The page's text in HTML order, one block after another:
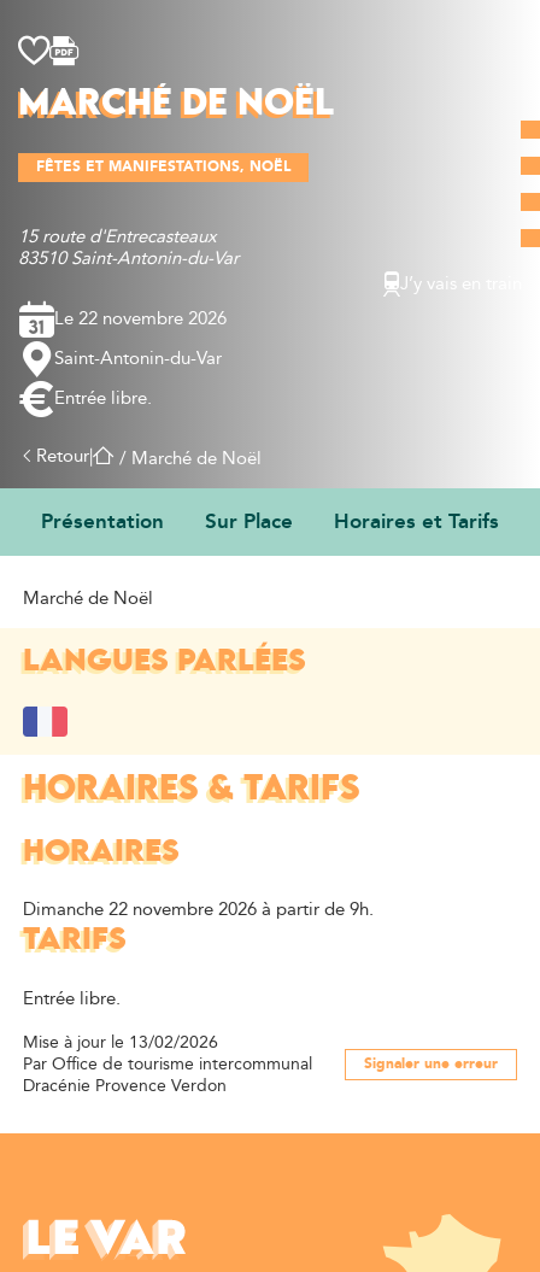
Découvrir
Que faire
Bien manger
Où dormir
Agenda
Préparer sa visite
MARCHÉ DE NOËL
FÊTES ET MANIFESTATIONS NOËL
15 route d'Entrecasteaux
83510 Saint-Antonin-du-Var
J’y vais en train
Le 22 novembre 2026
Saint-Antonin-du-Var
Entrée libre.
Retour| / Marché de Noël
Présentation Sur Place Horaires et Tarifs
Marché de Noël
LANGUES PARLÉES
HORAIRES & TARIFS
HORAIRES
Dimanche 22 novembre 2026 à partir de 9h.
TARIFS
Entrée libre.
Mise à jour le 13/02/2026
Par Office de tourisme intercommunal
Dracénie Provence Verdon
Signaler une erreur